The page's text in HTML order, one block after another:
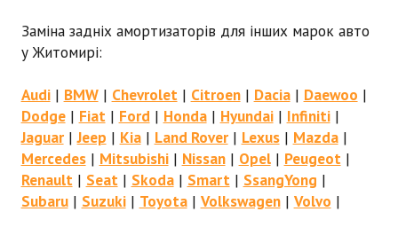
Заміна задніх амортизаторів для інших марок авто
у Житомирі:
Audi| BMW| Chevrolet | Citroen| Dacia| Daewoo |
Dodge| Fiat | Ford | Honda| Hyundai| Infiniti|
Jaguar|Jeep | Kia| Land Rover| Lexus| Mazda|
Mercedes| Mitsubishi| Nissan| Opel| Peugeot |
Renault | Seat | Skoda| Smart | SsangYong |
Subaru| Suzuki| Toyota| Volkswagen| Volvo |